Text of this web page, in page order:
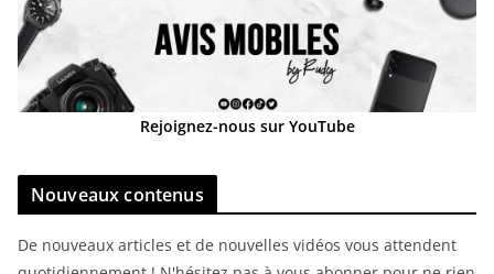
Rejoignez-nous sur YouTube
Nouveaux contenus
De nouveaux articles et de nouvelles vidéos vous attendent